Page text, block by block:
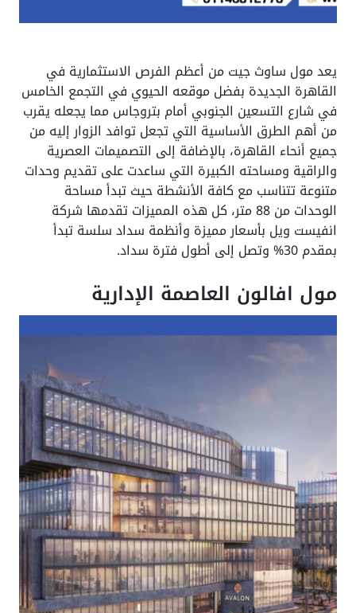
يعد مول ساوث جيت من أعظم الفرص الاستثمارية في
القاهرة الجديدة بفضل موقعه الحيوي في التجمع الخامس
في شارع التسعين الجنوبي أمام بتروجاس مما يجعله يقرب
من أهم الطرق الأساسية التي تجعل توافد الزوار إليه من
جميع أنحاء القاهرة، بالإضافة إلى التصميمات العصرية
والراقية ومساحته الكبيرة التي ساعدت على تقديم وحدات
متنوعة تتناسب مع كافة الأنشطة حيث تبدأ مساحة
الوحدات من 88 متر، كل هذه المميزات تقدمها شركة
انفيست ويل بأسعار مميزة وأنظمة سداد سلسة تبدأ
بمقدم 30% وتصل إلى أطول فترة سداد.
مول افالون العاصمة الإدارية